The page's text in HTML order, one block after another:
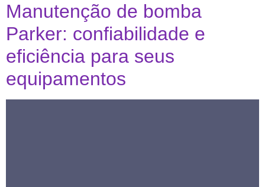
Manutenção de bomba
Parker: confiabilidade e
eficiência para seus
equipamentos